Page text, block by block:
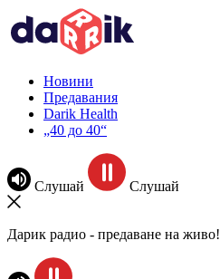
Новини
Предавания
Darik Health
„40 до 40“
Слушай Слушай
Дарик радио - предаване на живо!